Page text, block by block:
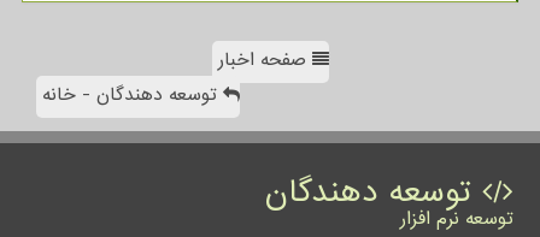
صفحه اخبار
توسعه دهندگان - خانه
توسعه دهندگان
توسعه نرم افزار